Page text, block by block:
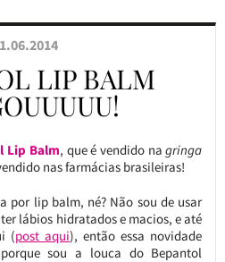
LIP BALM
Lip Balm, que é vendido nagringa
nas farmácias brasileiras!
por lip balm, né? Não sou de usar
lábios hidratados e macios, e até
(post aqui), então essa novidade
sou a louca do Bepantol